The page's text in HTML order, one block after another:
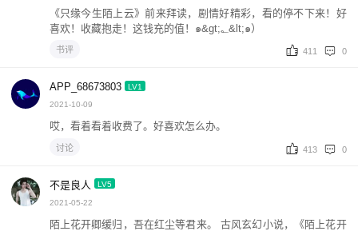
《只缘今生陌上云》前来拜读，剧情好精彩，看的停不下来！好
喜欢！收藏抱走！这钱充的值！๑&gt;؂&lt;๑）
411 0
书评
APP_68673803 LV1
2021-10-09
哎，看着看着收费了。好喜欢怎么办。
413 0
讨论
不是良人 LV5
2021-05-22
陌上花开卿缓归，吾在红尘等君来。 古风玄幻小说，《陌上花开